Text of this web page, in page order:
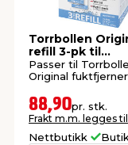
Torrbollen
refill 3-pk til
fuktfjerner
Passer til
Original
88,90pr. stk.
Frakt m.m. legges til
Nettbutikk